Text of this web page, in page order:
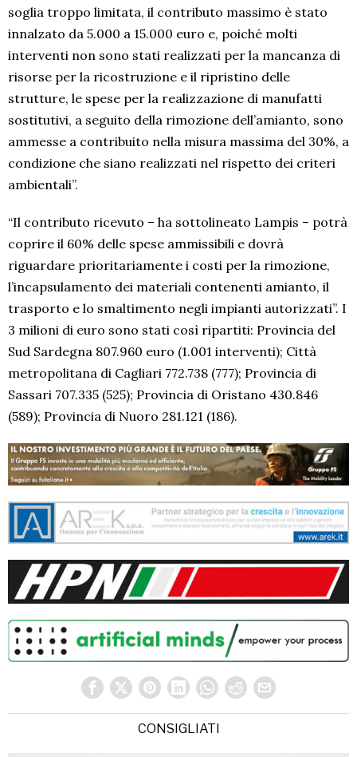
soglia troppo limitata, il contributo massimo è stato
innalzato da 5.000 a 15.000 euro e, poiché molti
interventi non sono stati realizzati per la mancanza di
risorse per la ricostruzione e il ripristino delle
strutture, le spese per la realizzazione di manufatti
sostitutivi, a seguito della rimozione dell’amianto, sono
ammesse a contribuito nella misura massima del 30%, a
condizione che siano realizzati nel rispetto dei criteri
ambientali”.
“Il contributo ricevuto – ha sottolineato Lampis – potrà
coprire il 60% delle spese ammissibili e dovrà
riguardare prioritariamente i costi per la rimozione,
l’incapsulamento dei materiali contenenti amianto, il
trasporto e lo smaltimento negli impianti autorizzati”. I
3 milioni di euro sono stati così ripartiti: Provincia del
Sud Sardegna 807.960 euro (1.001 interventi); Città
metropolitana di Cagliari 772.738 (777); Provincia di
Sassari 707.335 (525); Provincia di Oristano 430.846
(589); Provincia di Nuoro 281.121 (186).
CONSIGLIATI